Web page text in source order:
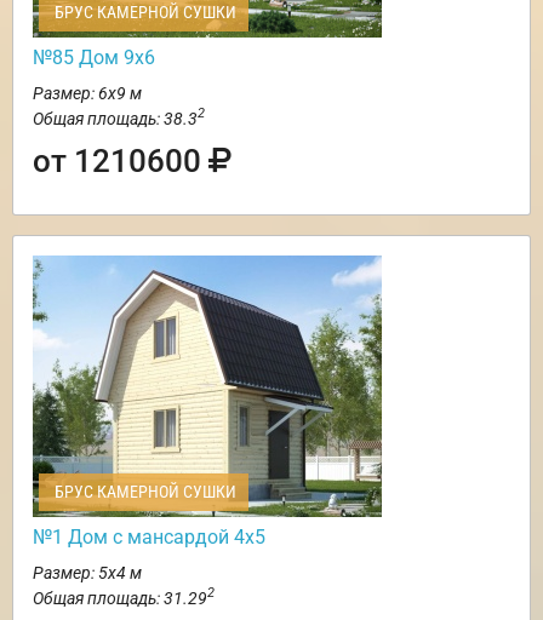
БРУС КАМЕРНОЙ СУШКИ
№85 Дом 9х6
Размер: 6х9 м
Общая площадь: 38.32
от 1210600
БРУС КАМЕРНОЙ СУШКИ
№1 Дом с мансардой 4х5
Размер: 5х4 м
Общая площадь: 31.292